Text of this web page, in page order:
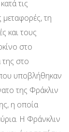
τις
μεταφορές, τη
και τους
στο
στο
υποβλήθηκαν
της Φράκλιν
η οποία
Η Φράνκλιν